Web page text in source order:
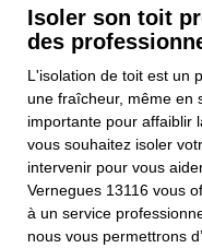
Isoler son toit
des
L'isolation de toit est un
une fraîcheur, même en
importante pour affaiblir
vous souhaitez isoler
intervenir pour vous
Vernegues 13116 vous
à un service
nous vous permettrons